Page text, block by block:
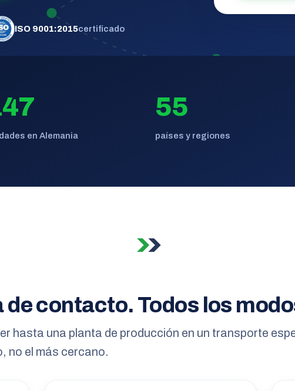
ISO 9001:2015certificado
en Alemania
55
países y regiones
de contacto. Todos los
hasta una planta de producción en un transporte
no el más cercano.